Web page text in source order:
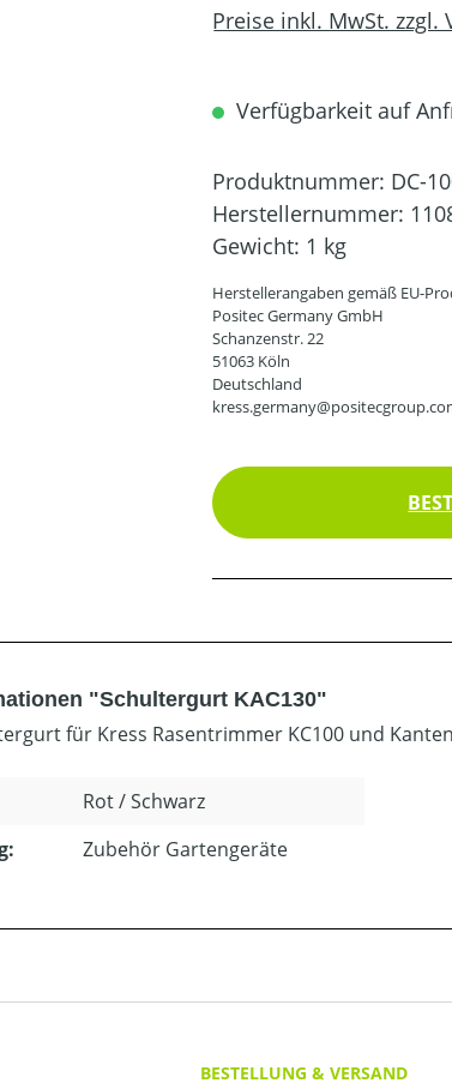
Preise inkl. MwSt. zzgl.
Verfügbarkeit auf
Produktnummer: DC-
Herstellernummer:
Gewicht: 1 kg
Herstellerangaben gemäß EU-
Positec Germany GmbH
Schanzenstr. 22
51063 Köln
Deutschland
"Schultergurt KAC130"
für Kress Rasentrimmer KC100 und
Rot / Schwarz
Zubehör Gartengeräte
BESTELLUNG & VERSAND